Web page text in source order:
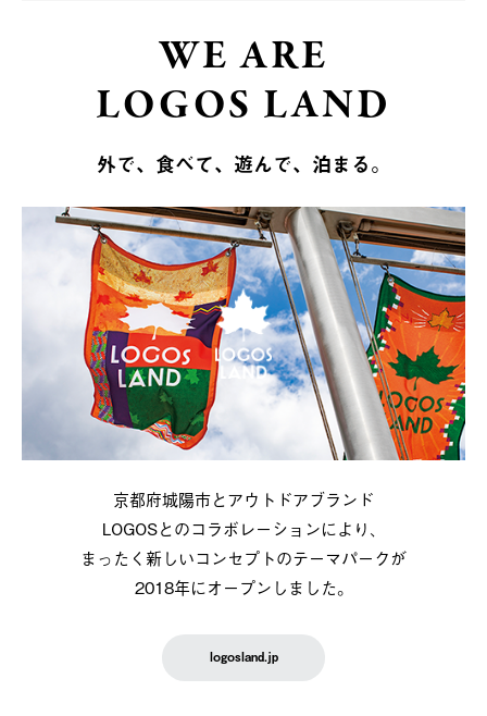
WE ARE
LOGOS LAND
外で、食べて、遊んで、泊まる。
京都府城陽市とアウトドアブランド
LOGOSとのコラボレーションにより、
まったく新しいコンセプトのテーマパークが
2018年にオープンしました。
logosland.jp